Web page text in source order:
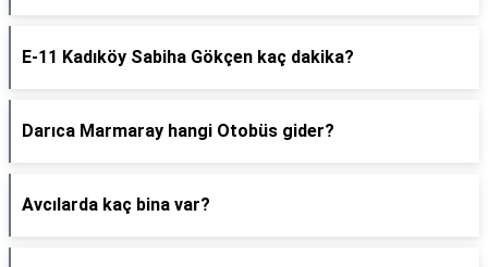
E-11 Kadıköy Sabiha Gökçen kaç dakika?
Darıca Marmaray hangi Otobüs gider?
Avcılarda kaç bina var?